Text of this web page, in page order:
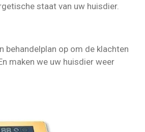
staat van uw huisdier.
behandelplan op om de klachten
maken we uw huisdier weer